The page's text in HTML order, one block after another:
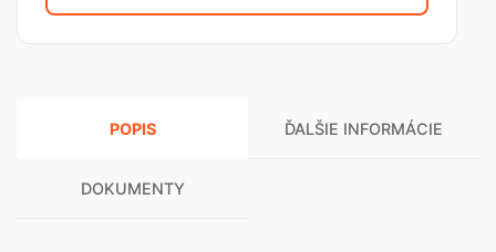
x
POPIS ĎALŠIE INFORMÁCIE
DOKUMENTY